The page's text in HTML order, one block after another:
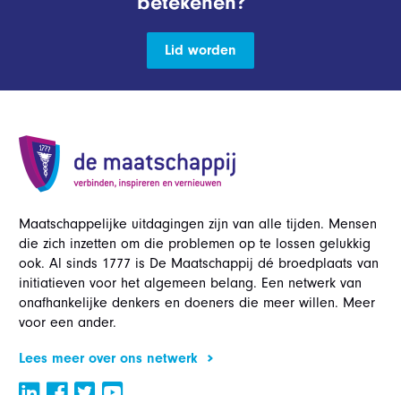
Lid worden
Maatschappelijke uitdagingen zijn van alle tijden. Mensen
die zich inzetten om die problemen op te lossen gelukkig
ook. Al sinds 1777 is De Maatschappij dé broedplaats van
initiatieven voor het algemeen belang. Een netwerk van
onafhankelijke denkers en doeners die meer willen. Meer
voor een ander.
Lees meer over ons netwerk